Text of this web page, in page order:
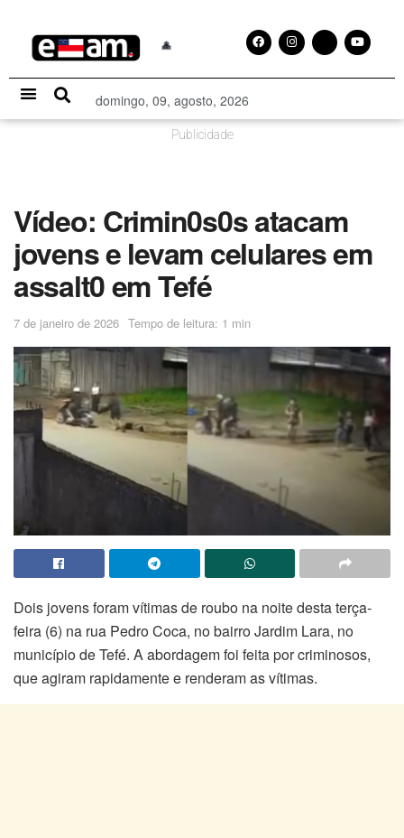
domingo, 09, agosto, 2026
Publicidade
Vídeo: Crimin0s0s atacam
jovens e levam celulares em
assalt0 em Tefé
7 de janeiro de 2026 Tempo de leitura: 1 min
Dois jovens foram vítimas de roubo na noite desta terça-
feira (6) na rua Pedro Coca, no bairro Jardim Lara, no
município de Tefé. A abordagem foi feita por criminosos,
que agiram rapidamente e renderam as vítimas.